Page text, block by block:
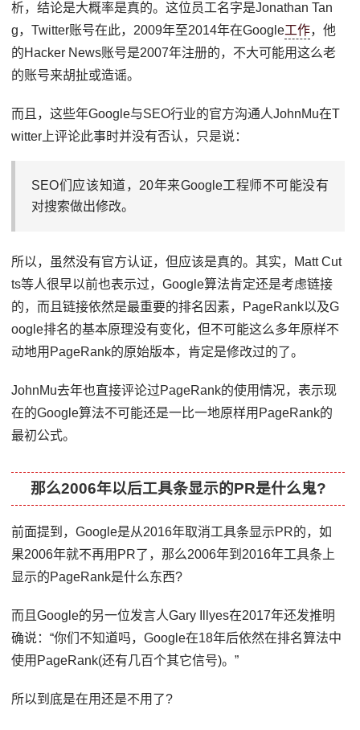
析，结论是大概率是真的。这位员工名字是Jonathan Tan
g，Twitter账号在此，2009年至2014年在Google工作，他
的Hacker News账号是2007年注册的，不大可能用这么老
的账号来胡扯或造谣。
而且，这些年Google与SEO行业的官方沟通人JohnMu在T
witter上评论此事时并没有否认，只是说：
SEO们应该知道，20年来Google工程师不可能没有
对搜索做出修改。
所以，虽然没有官方认证，但应该是真的。其实，Matt Cut
ts等人很早以前也表示过，Google算法肯定还是考虑链接
的，而且链接依然是最重要的排名因素，PageRank以及G
oogle排名的基本原理没有变化，但不可能这么多年原样不
动地用PageRank的原始版本，肯定是修改过的了。
JohnMu去年也直接评论过PageRank的使用情况，表示现
在的Google算法不可能还是一比一地原样用PageRank的
最初公式。
那么2006年以后工具条显示的PR是什么鬼?
前面提到，Google是从2016年取消工具条显示PR的，如
果2006年就不再用PR了，那么2006年到2016年工具条上
显示的PageRank是什么东西?
而且Google的另一位发言人Gary Illyes在2017年还发推明
确说：“你们不知道吗，Google在18年后依然在排名算法中
使用PageRank(还有几百个其它信号)。”
所以到底是在用还是不用了?